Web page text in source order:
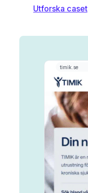
Utforska caset